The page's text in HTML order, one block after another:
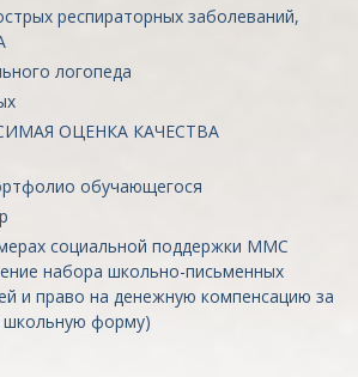
респираторных заболеваний,
логопеда
ОЦЕНКА КАЧЕСТВА
обучающегося
социальной поддержки ММС
набора школьно-письменных
и право на денежную компенсацию за
форму)